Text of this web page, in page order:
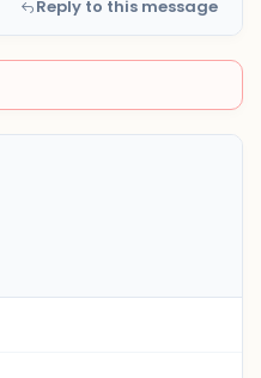
Reply to this message